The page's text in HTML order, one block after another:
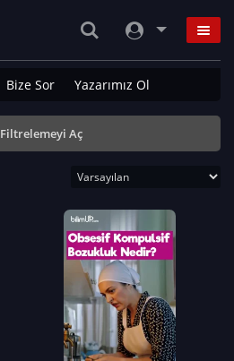
Bize Sor Yazarımız Ol
Filtrelemeyi Aç